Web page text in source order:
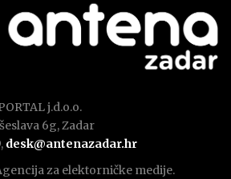
j.d.o.o.
6g, Zadar
desk@antenazadar.hr
za elektorničke medije.